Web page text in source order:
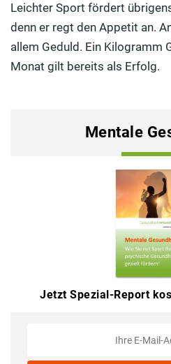
Leichter Sport fördert
denn er regt den Appetit an.
allem Geduld. Ein Kilogramm
Monat gilt bereits als Erfolg.